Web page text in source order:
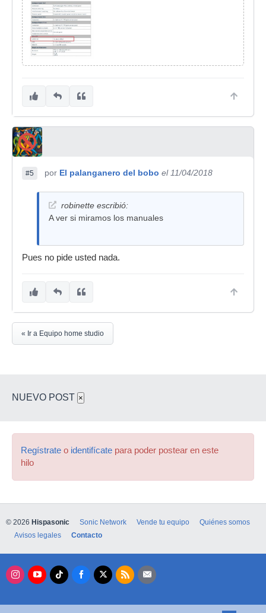
#5 por El palanganero del bobo el 11/04/2018
robinette escribió:
A ver si miramos los manuales
Pues no pide usted nada.
« Ir a Equipo home studio
NUEVO POST ×
Regístrate o identifícate para poder postear en este
hilo
© 2026 Hispasonic Sonic Network Vende tu equipo
Quiénes somos
Avisos legales
Contacto